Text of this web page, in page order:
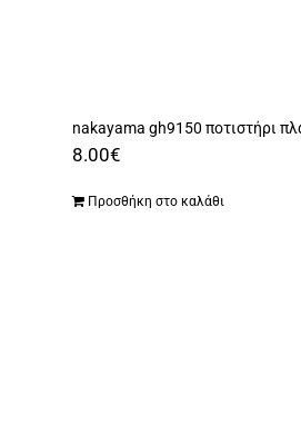
nakayama gh9150 ποτιστήρι
8.00€
Προσθήκη στο καλάθι